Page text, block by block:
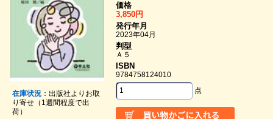
在庫状況：出版社よりお取
り寄せ（1週間程度で出
荷）
価格
3,850円
発行年月
2023年04月
判型
Ａ５
ISBN
9784758124010
点